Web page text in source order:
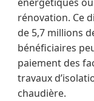
rénovation. Ce
de 5,7 millions
bénéficiaires
paiement des
travaux
chaudière.